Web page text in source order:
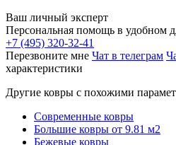
Ваш личный эксперт
Персональная помощь в удобном
+7 (495) 320-32-41
Перезвоните мне Чат в телеграм
характеристики
Другие ковры с похожими
Современные ковры
Большие ковры от 9.81 м2
Бежевые ковры